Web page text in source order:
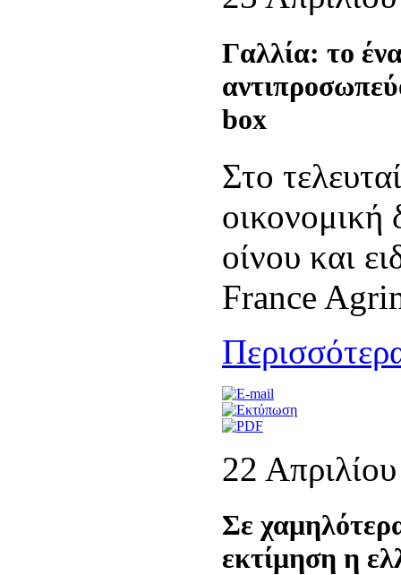
Γαλλία: το
box
Στο
οικονομική
οίνου και
France
22
Σε
εκτίμηση η